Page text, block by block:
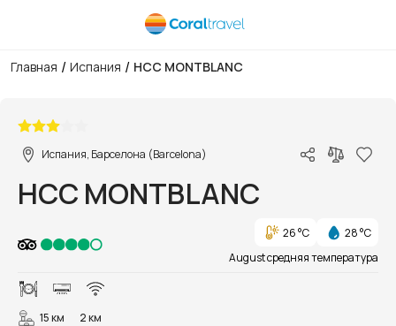
Главная / Испания / HCC MONTBLANC
Испания, Барселона (Barcelona)
HCC MONTBLANC
26 °C
28 °C
August средняя температура
15 км 2 км